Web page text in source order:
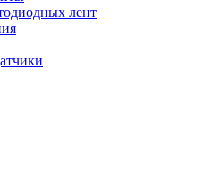
лент